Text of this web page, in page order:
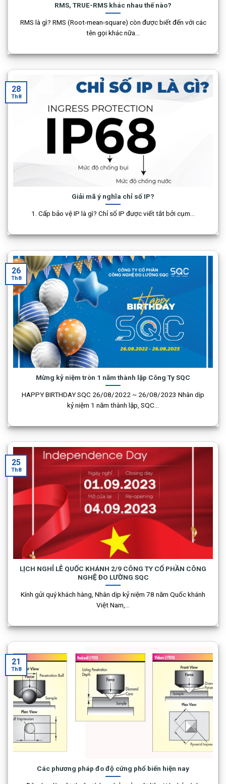
RMS, TRUE-RMS khác nhau thế nào?
RMS là gì? RMS (Root-mean-square) còn được biết đến với các
tên gọi khác nữa...
Giải mã ý nghĩa chỉ số IP?
1. Cấp bảo vệ IP là gì? Chỉ số IP được viết tắt bởi cụm...
28
Th8
Mừng kỷ niệm tròn 1 năm thành lập Công Ty SQC
HAPPY BIRTHDAY SQC 26/08/2022 ~ 26/08/2023 Nhân dịp
kỷ niệm 1 năm thành lập, SQC...
26
Th8
LỊCH NGHỈ LỄ QUỐC KHÁNH 2/9 CÔNG TY CỔ PHẦN CÔNG
NGHỆ ĐO LƯỜNG SQC
Kính gửi quý khách hàng, Nhân dịp kỷ niệm 78 năm Quốc khánh
Việt Nam,...
25
Th8
Các phương pháp đo độ cứng phổ biến hiện nay
21
Th8